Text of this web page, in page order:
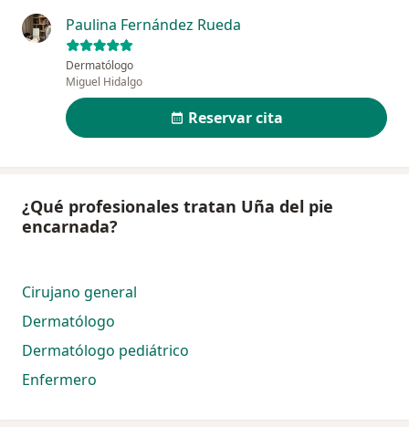
Paulina Fernández Rueda
Dermatólogo
Miguel Hidalgo
Reservar cita
¿Qué profesionales tratan Uña del pie
encarnada?
Cirujano general
Dermatólogo
Dermatólogo pediátrico
Enfermero